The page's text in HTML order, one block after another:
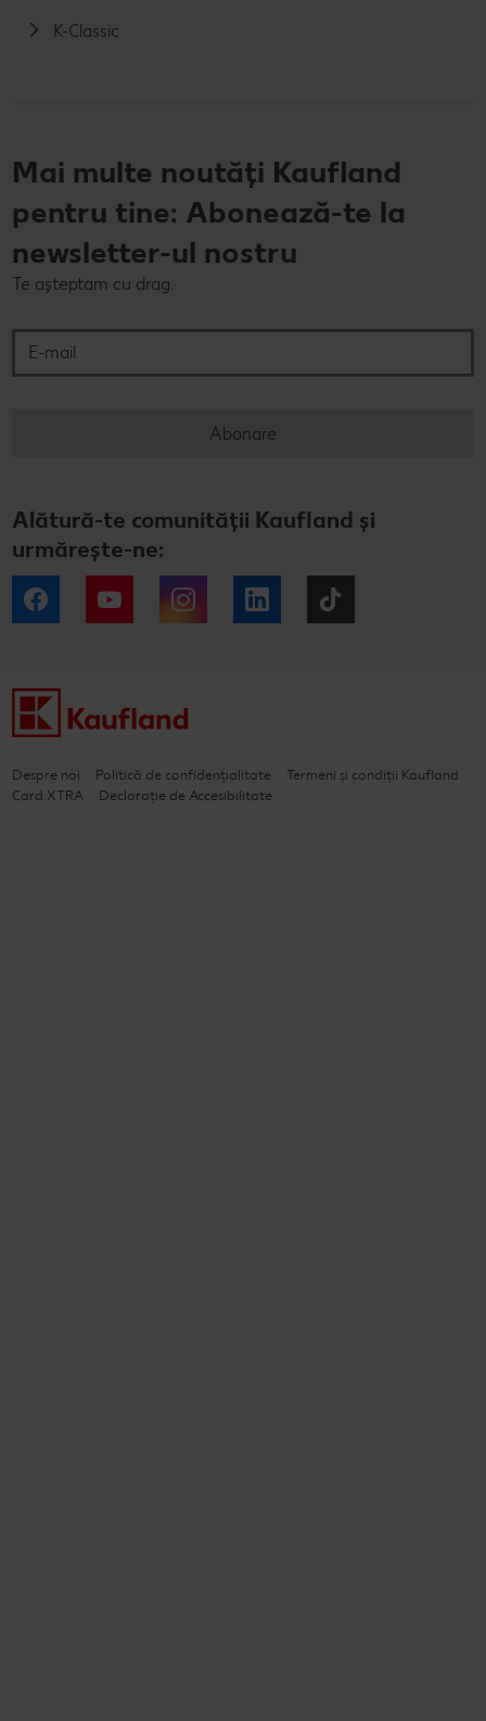
K-Classic
Mai multe noutăți Kaufland
pentru tine: Abonează-te la
newsletter-ul nostru
Te așteptam cu drag.
Abonare
Alătură-te comunității Kaufland și
urmărește-ne:
Facebook YouTube Instagram LinkedIn
Despre noi Politică de confidențialitate
Termeni și condiții Kaufland
Card XTRA
Declarație de Accesibilitate